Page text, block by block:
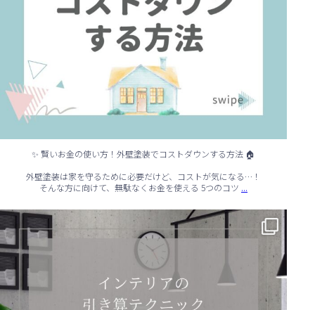
✨ 賢いお金の使い方！外壁塗装でコストダウンする方法 🏠
外壁塗装は家を守るために必要だけど、コストが気になる…！
そんな方に向けて、無駄なくお金を使える 5つのコツ ...
✨ シンプルでもおしゃれ！インテリアの引き算テクニック ✨
...